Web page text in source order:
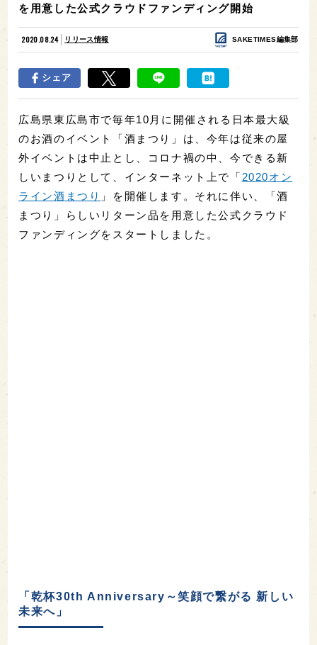
を用意した公式クラウドファンディング開始
2020.08.24 リリース情報 SAKETIMES編集部
シェア
広島県東広島市で毎年10月に開催される日本最大級
のお酒のイベント「酒まつり」は、今年は従来の屋
外イベントは中止とし、コロナ禍の中、今できる新
しいまつりとして、インターネット上で「 2020オン
ライン酒まつり 」を開催します。それに伴い、「酒
まつり」らしいリターン品を用意した公式クラウド
ファンディングをスタートしました。
「乾杯30th Anniversary～笑顔で繋がる 新しい
未来へ」